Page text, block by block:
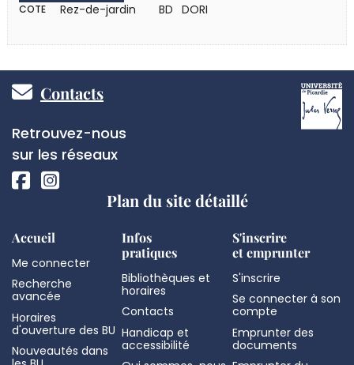
COTE Rez-de-jardin BD DORI
Pied
de
page
Contacts
Réseaux
sociaux
Retrouvez-nous
sur les réseaux
Plan du site détaillé
Accueil
Me connecter
Recherche
avancée
Horaires
d'ouverture des BU
Nouveautés dans
Infos
pratiques
Bibliothèques et
horaires
Contacts
Handicap et
accessibilité
S'inscrire
et emprunter
S'inscrire
Se connecter à son
compte
Emprunter des
documents